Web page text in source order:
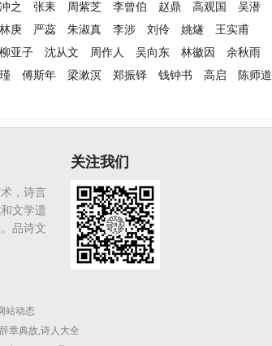
之 张耒 周紫芝 李曾伯 赵鼎 高观国
吴潜
林庚 严蕊 朱淑真 李涉 刘伶 姚燧
王实甫
柳亚子 沈从文 周作人 吴向东 林徽因
余秋雨
傅斯年 梁漱溟 郑振铎 钱钟书 高启
陈师道
，诗言
文学遗
品诗文
关注我们
站动态
辞章典故,诗人大全